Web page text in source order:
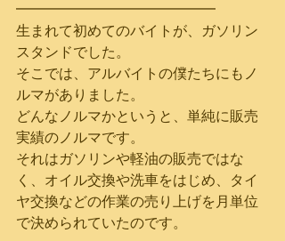
━━━━━━━━━━━━━━
生まれて初めてのバイトが、ガソリン
スタンドでした。
そこでは、アルバイトの僕たちにもノ
ルマがありました。
どんなノルマかというと、単純に販売
実績のノルマです。
それはガソリンや軽油の販売ではな
く、オイル交換や洗車をはじめ、タイ
ヤ交換などの作業の売り上げを月単位
で決められていたのです。